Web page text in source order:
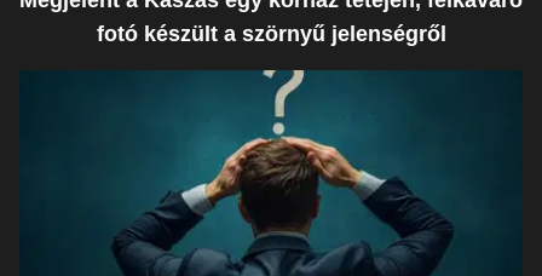
fotó készült a szörnyű jelenségről